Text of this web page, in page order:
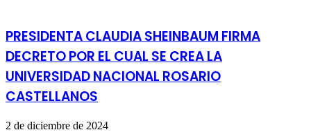
PRESIDENTA CLAUDIA SHEINBAUM FIRMA
DECRETO POR EL CUAL SE CREA LA
UNIVERSIDAD NACIONAL ROSARIO
CASTELLANOS
2 de diciembre de 2024